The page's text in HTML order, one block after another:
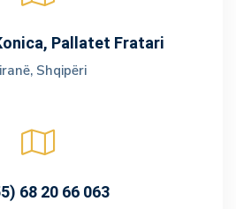
Pallatet Fratari
Shqipëri
68 20 66 063